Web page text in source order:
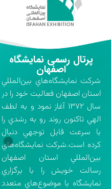
پرتال رسمی نمایشگاه
اصفهان
شركت نمايشگاه‌هاي بين‌المللي
استان اصفهان فعاليت خود را در
سال ۱۳۷۲ آغاز نمود و به لطف
الهي تاكنون روند رو به رشدي را
با سرعت قابل توجهي دنبال
كرده است.شركت نمايشگاه‌هاي
بين‌المللي استان اصفهان
رسالت خويش را با برگزاري
نمايشگاه با موضوع‌هاي متعدد